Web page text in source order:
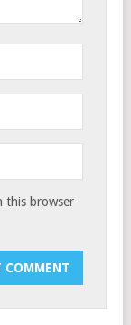
this browser